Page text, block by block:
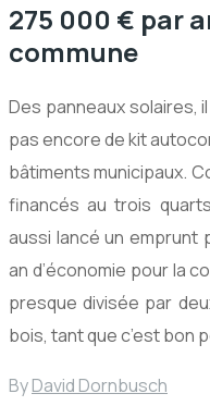
275 000 € par
commune
Des panneaux solaires,
pas encore de kit
bâtiments municipaux.
financés au trois
aussi lancé un emprunt
an d’économie pour la
presque divisée par
bois, tant que c’est bon
ByDavid Dornbusch